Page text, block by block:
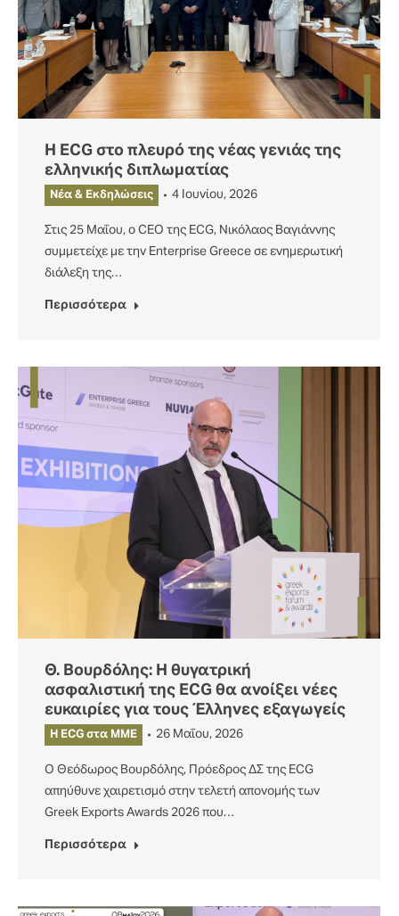
Η ECG στο πλευρό της νέας γενιάς της
ελληνικής διπλωματίας
Νέα & Εκδηλώσεις 4 Ιουνίου, 2026
Στις 25 Μαΐου, ο CEO της ECG, Νικόλαος Βαγιάννης
συμμετείχε με την Enterprise Greece σε ενημερωτική
διάλεξη της…
Περισσότερα
Θ. Βουρδόλης: Η θυγατρική
ασφαλιστική της ECG θα ανοίξει νέες
ευκαιρίες για τους Έλληνες εξαγωγείς
Η ECG στα MME 26 Μαΐου, 2026
Ο Θεόδωρος Βουρδόλης, Πρόεδρος ΔΣ της ECG
απηύθυνε χαιρετισμό στην τελετή απονομής των
Greek Exports Awards 2026 που…
Περισσότερα